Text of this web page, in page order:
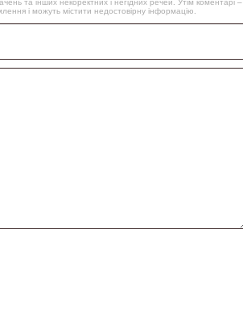
і можуть містити недостовірну інформацію.